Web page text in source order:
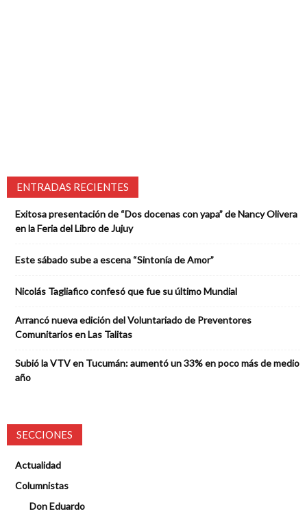
ENTRADAS RECIENTES
Exitosa presentación de “Dos docenas con yapa” de Nancy Olivera
en la Feria del Libro de Jujuy
Este sábado sube a escena “Sintonía de Amor”
Nicolás Tagliafico confesó que fue su último Mundial
Arrancó nueva edición del Voluntariado de Preventores
Comunitarios en Las Talitas
Subió la VTV en Tucumán: aumentó un 33% en poco más de medio
año
SECCIONES
Actualidad
Columnistas
Don Eduardo